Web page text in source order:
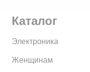
Каталог
Электроника
Женщинам